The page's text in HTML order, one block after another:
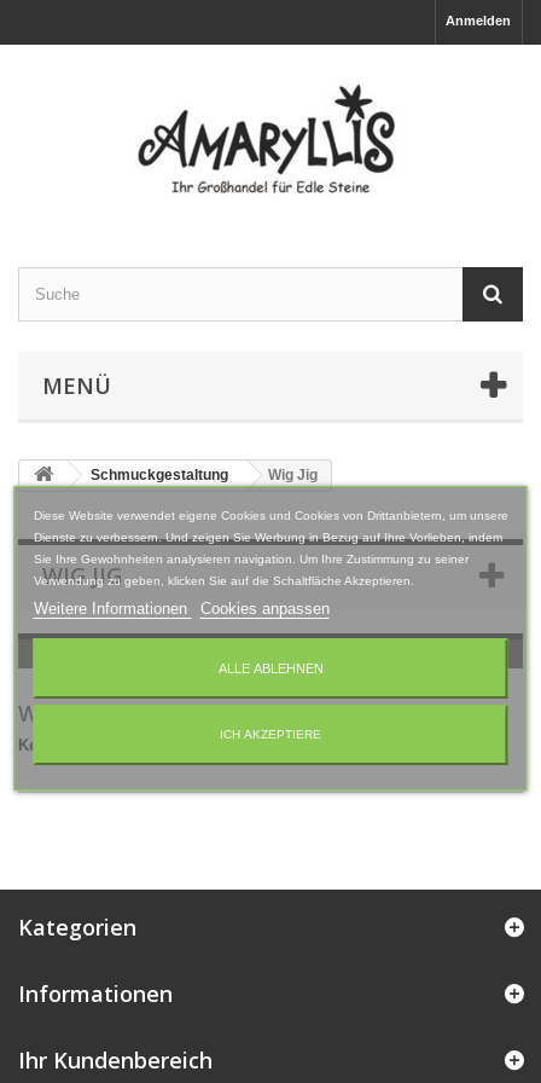
Anmelden
MENÜ
Schmuckgestaltung Wig Jig
WIG JIG
WIG JIG
Keine Artikel in dieser Kategorie.
Kategorien
Informationen
Ihr Kundenbereich
Diese Website verwendet eigene Cookies und Cookies von Drittanbietern, um unsere
Dienste zu verbessern. Und zeigen Sie Werbung in Bezug auf Ihre Vorlieben, indem
Sie Ihre Gewohnheiten analysieren navigation. Um Ihre Zustimmung zu seiner
Verwendung zu geben, klicken Sie auf die Schaltfläche Akzeptieren.
Weitere Informationen Cookies anpassen
ALLE ABLEHNEN
ICH AKZEPTIERE